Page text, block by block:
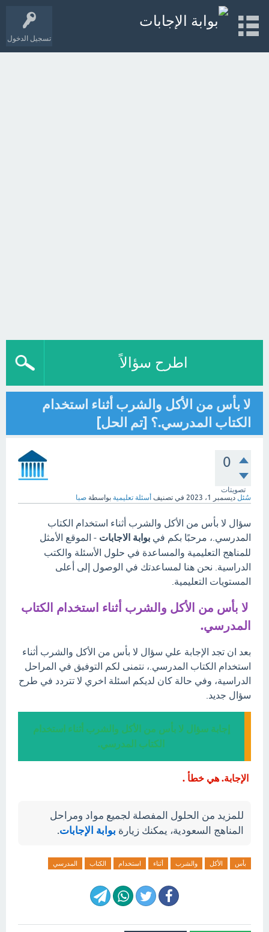
تسجيل الدخول
اطرح سؤالاً
لا بأس من الأكل والشرب أثناء استخدام
الكتاب المدرسي.؟ [تم الحل]
0
تصويتات
سُئل ديسمبر 1، 2023 في تصنيف أسئلة تعليمية بواسطة صبا
سؤال لا بأس من الأكل والشرب أثناء استخدام الكتاب
المدرسي.، مرحبًا بكم في بوابة الاجابات - الموقع الأمثل
للمناهج التعليمية والمساعدة في حلول الأسئلة والكتب
الدراسية. نحن هنا لمساعدتك في الوصول إلى أعلى
المستويات التعليمية.
لا بأس من الأكل والشرب أثناء استخدام الكتاب
المدرسي.
بعد ان تجد الإجابة علي سؤال لا بأس من الأكل والشرب أثناء
استخدام الكتاب المدرسي.، نتمنى لكم التوفيق في المراحل
الدراسية، وفي حالة كان لديكم اسئلة اخري لا تتردد في طرح
سؤال جديد.
إجابة سؤال لا بأس من الأكل والشرب أثناء استخدام
الكتاب المدرسي.
الإجابة. هي خطأ .
للمزيد من الحلول المفصلة لجميع مواد ومراحل
المناهج السعودية، يمكنك زيارة بوابة الإجابات.
بأس الأكل والشرب أثناء استخدام الكتاب المدرسي